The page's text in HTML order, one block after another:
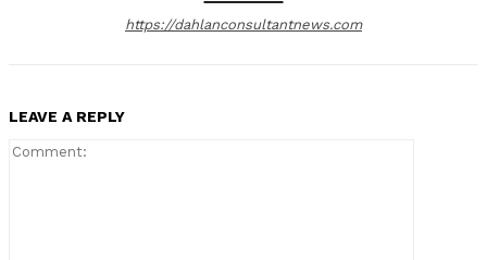
https://dahlanconsultantnews.com
LEAVE A REPLY